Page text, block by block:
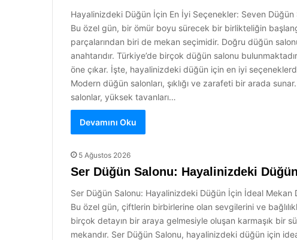
Hayalinizdeki Düğün İçin En İyi Seçenekler: Seven Düğün
Bu özel gün, bir ömür boyu sürecek bir birlikteliğin
parçalarından biri de mekan seçimidir. Doğru düğün
anahtarıdır. Türkiye’de birçok düğün salonu
öne çıkar. İşte, hayalinizdeki düğün için en iyi
Modern düğün salonları, şıklığı ve zarafeti bir arada
salonlar, yüksek tavanları…
Devamını Oku
5 Ağustos 2026
Ser Düğün Salonu: Hayalinizdeki
Ser Düğün Salonu: Hayalinizdeki Düğün İçin İdeal Mekan
Bu özel gün, çiftlerin birbirlerine olan sevgilerini ve
birçok detayın bir araya gelmesiyle oluşan karmaşık bir
mekandır. Ser Düğün Salonu, hayalinizdeki düğün için